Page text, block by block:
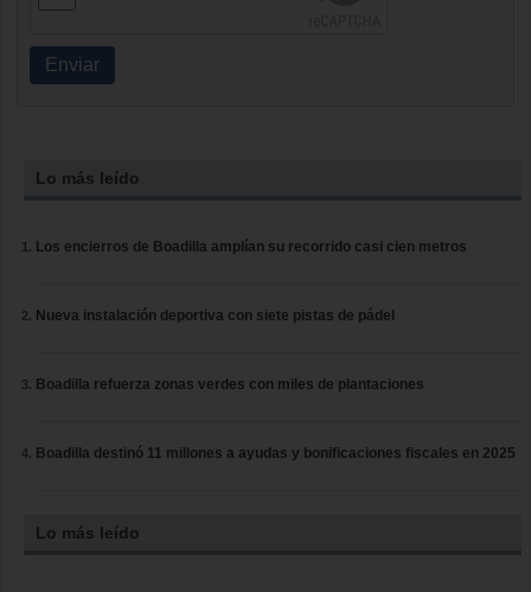
Enviar
Lo más leído
Los encierros de Boadilla amplían su recorrido casi cien metros
Nueva instalación deportiva con siete pistas de pádel
Boadilla refuerza zonas verdes con miles de plantaciones
Boadilla destinó 11 millones a ayudas y bonificaciones fiscales en 2025
Lo más leído